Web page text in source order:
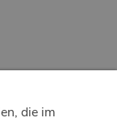
die im